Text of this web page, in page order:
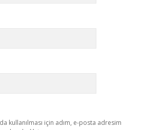
kullanılması için adım, e-posta adresim